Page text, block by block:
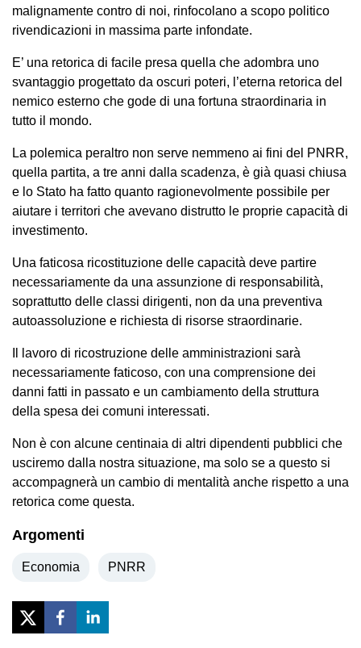
malignamente contro di noi, rinfocolano a scopo politico
rivendicazioni in massima parte infondate.
E’ una retorica di facile presa quella che adombra uno
svantaggio progettato da oscuri poteri, l’eterna retorica del
nemico esterno che gode di una fortuna straordinaria in
tutto il mondo.
La polemica peraltro non serve nemmeno ai fini del PNRR,
quella partita, a tre anni dalla scadenza, è già quasi chiusa
e lo Stato ha fatto quanto ragionevolmente possibile per
aiutare i territori che avevano distrutto le proprie capacità di
investimento.
Una faticosa ricostituzione delle capacità deve partire
necessariamente da una assunzione di responsabilità,
soprattutto delle classi dirigenti, non da una preventiva
autoassoluzione e richiesta di risorse straordinarie.
Il lavoro di ricostruzione delle amministrazioni sarà
necessariamente faticoso, con una comprensione dei
danni fatti in passato e un cambiamento della struttura
della spesa dei comuni interessati.
Non è con alcune centinaia di altri dipendenti pubblici che
usciremo dalla nostra situazione, ma solo se a questo si
accompagnerà un cambio di mentalità anche rispetto a una
retorica come questa.
Argomenti
Economia PNRR